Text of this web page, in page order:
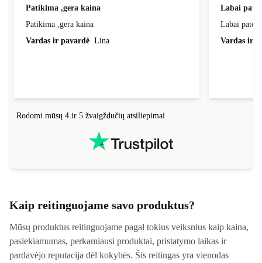
Patikima ,gera kaina
Patikima ,gera kaina
Vardas ir pavardė Lina
Labai
Labai
Vardas ir
Rodomi mūsų 4 ir 5 žvaigždučių atsiliepimai
Kaip reitinguojame savo produktus?
Mūsų produktus reitinguojame pagal tokius veiksnius kaip kaina,
pasiekiamumas, perkamiausi produktai, pristatymo laikas ir
pardavėjo reputacija dėl kokybės. Šis reitingas yra vienodas